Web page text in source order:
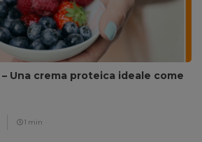
Una crema proteica ideale come
1 min